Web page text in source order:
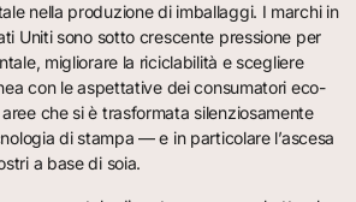
nella produzione di imballaggi. I marchi in
Uniti sono sotto crescente pressione per
migliorare la riciclabilità e scegliere
con le aspettative dei consumatori eco-
che si è trasformata silenziosamente
di stampa — e in particolare l’ascesa
a base di soia.